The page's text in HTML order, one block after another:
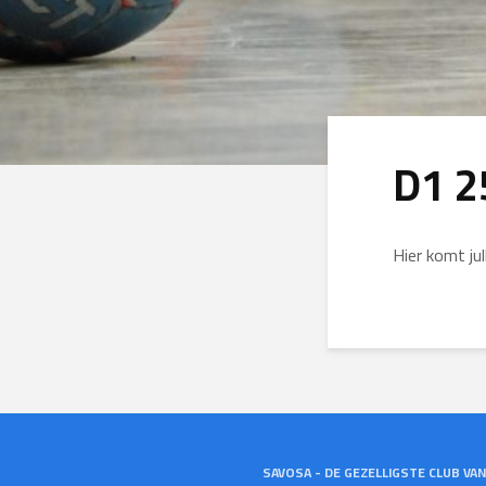
D1
Hier komt
SAVOSA - DE GEZELLIGSTE CLUB